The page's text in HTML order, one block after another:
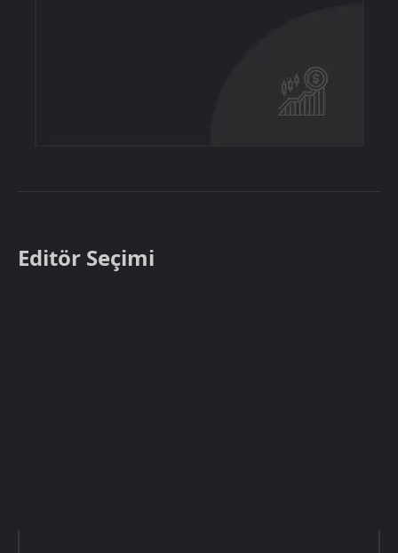
Editör Seçimi